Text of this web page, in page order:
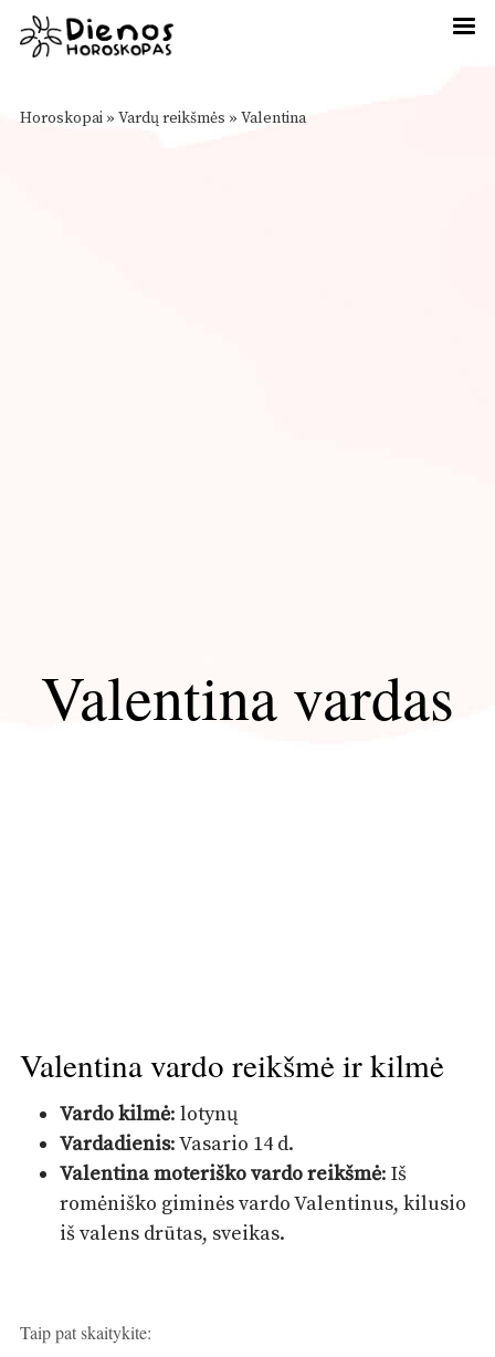
Horoskopai » Vardų reikšmės » Valentina
Valentina vardas
Valentina vardo reikšmė ir kilmė
Vardo kilmė: lotynų
Vardadienis: Vasario 14 d.
Valentina moteriško vardo reikšmė: Iš
romėniško giminės vardo Valentinus, kilusio
iš valens drūtas, sveikas.
Taip pat skaitykite: